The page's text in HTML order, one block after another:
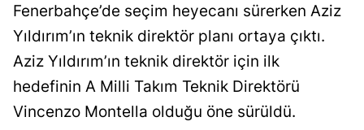
Artvin
Aydın
Balıkesir
Fenerbahçe’de seçim heyecanı sürerken Aziz
Yıldırım’ın teknik direktör planı ortaya çıktı.
Aziz Yıldırım’ın teknik direktör için ilk
hedefinin A Milli Takım Teknik Direktörü
Vincenzo Montella olduğu öne sürüldü.